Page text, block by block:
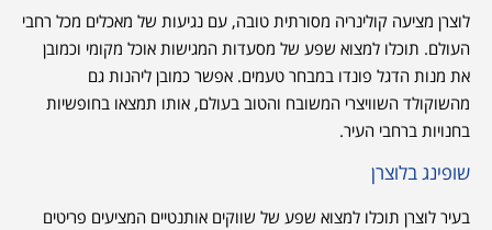
לוצרן מציעה קולינריה מסורתית טובה, עם נגיעות של מאכלים מכל רחבי
העולם. תוכלו למצוא שפע של מסעדות המגישות אוכל מקומי וכמובן
את מנות הדגל פונדו במבחר טעמים. אפשר כמובן ליהנות גם
מהשוקולד השוויצרי המשובח והטוב בעולם, אותו תמצאו בחופשיות
בחנויות ברחבי העיר.
שופינג בלוצרן
בעיר לוצרן תוכלו למצוא שפע של שווקים אותנטיים המציעים פריטים